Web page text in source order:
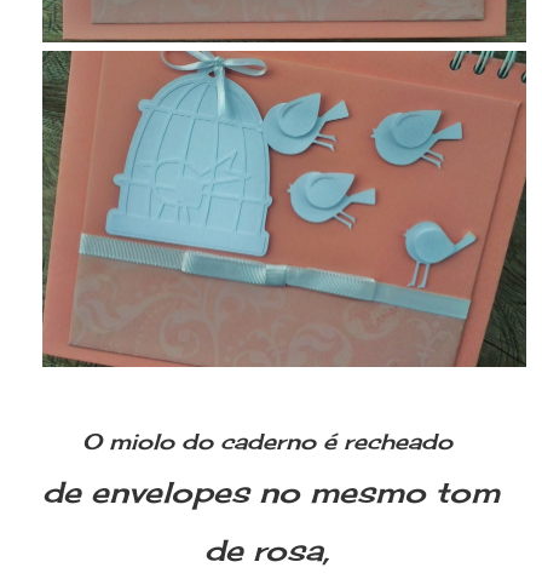
O miolo do caderno é recheado
de envelopes no mesmo tom
de rosa,